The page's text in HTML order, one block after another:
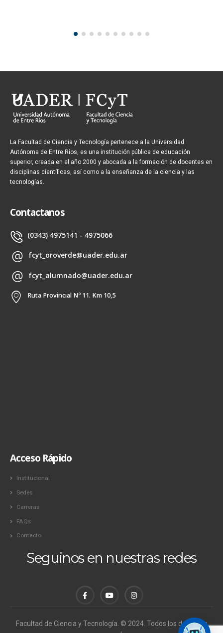
La Facultad de Ciencia y Tecnología pertenece a la Universidad
Autónoma de Entre Ríos, es una institución pública de educación
superior, creada en el año 2000 y abocada a la formación de docentes en
disciplinas científicas, así como a la enseñanza de la ciencia y las
tecnologías.
Contactanos
(0343) 4975141 - 4975066
fcyt_oroverde@uader.edu.ar
fcyt_alumnado@uader.edu.ar
Ruta Provincial Nº 11. Km 10,5
Acceso Rápido
Institucional
Sedes
Carreras
FAQs
Contacto
Seguinos en nuestras redes
Facultad de Ciencia y Tecnología. © 2024. Todos los derechos